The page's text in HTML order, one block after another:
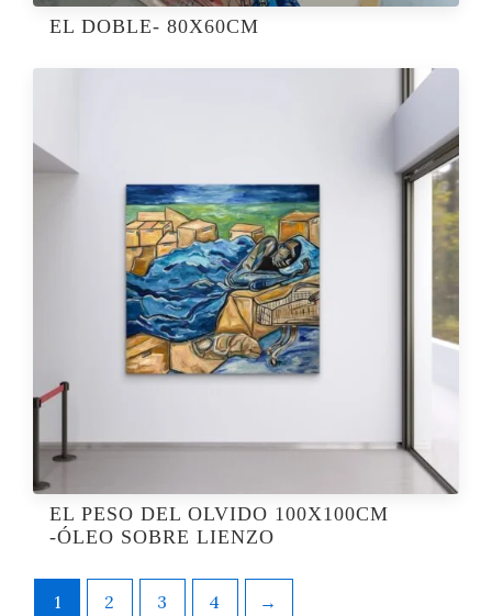
EL DOBLE- 80X60CM
EL PESO DEL OLVIDO 100X100CM
-ÓLEO SOBRE LIENZO
1 2 3 4 →